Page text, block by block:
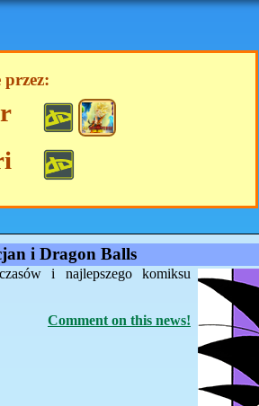
przez:
i Dragon Balls
i najlepszego komiksu
Comment on this news!